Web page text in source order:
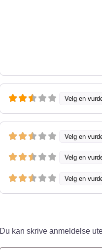
Velg en
Velg en
Velg en
Velg en
Du kan skrive anmeldelse